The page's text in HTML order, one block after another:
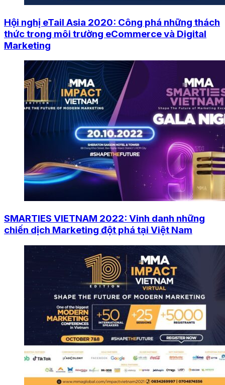
Hội nghị eTail Asia 2020: Công phá những thách
thức trong môi trường eCommerce và Digital
Marketing
SMARTIES VIETNAM 2022: Vinh danh những
chiến dịch Marketing đột phá tại Việt Nam